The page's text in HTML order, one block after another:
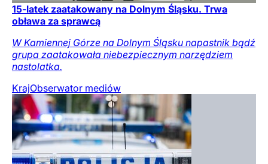
15-latek zaatakowany na Dolnym Śląsku. Trwa
obława za sprawcą
W Kamiennej Górze na Dolnym Śląsku napastnik bądź
grupa zaatakowała niebezpiecznym narzędziem
nastolatka.
KrajObserwator mediów